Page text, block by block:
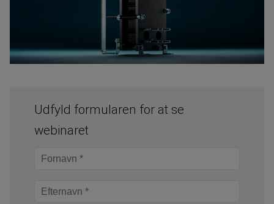
Udfyld formularen for at se
webinaret